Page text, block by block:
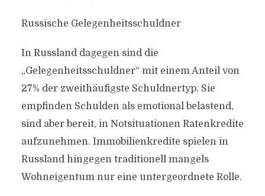
Russische Gelegenheitsschuldner
In Russland dagegen sind die
„Gelegenheitsschuldner“ mit einem Anteil von
27% der zweithäufigste Schuldnertyp. Sie
empfinden Schulden als emotional belastend,
sind aber bereit, in Notsituationen Ratenkredite
aufzunehmen. Immobilienkredite spielen in
Russland hingegen traditionell mangels
Wohneigentum nur eine untergeordnete Rolle.